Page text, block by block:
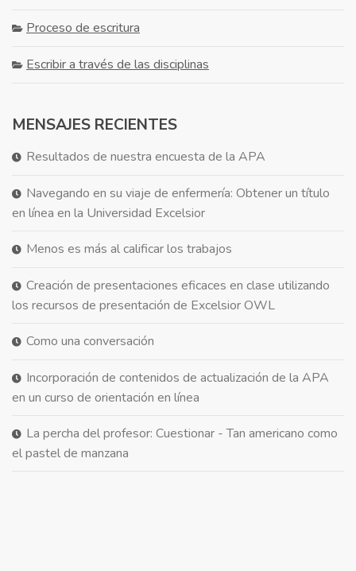
Proceso de escritura
Escribir a través de las disciplinas
MENSAJES RECIENTES
Resultados de nuestra encuesta de la APA
Navegando en su viaje de enfermería: Obtener un título
en línea en la Universidad Excelsior
Menos es más al calificar los trabajos
Creación de presentaciones eficaces en clase utilizando
los recursos de presentación de Excelsior OWL
Como una conversación
Incorporación de contenidos de actualización de la APA
en un curso de orientación en línea
La percha del profesor: Cuestionar - Tan americano como
el pastel de manzana